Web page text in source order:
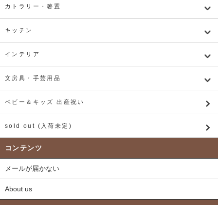
カトラリー・箸置
キッチン
インテリア
文房具・手芸用品
ベビー＆キッズ 出産祝い
sold out (入荷未定)
コンテンツ
メールが届かない
About us